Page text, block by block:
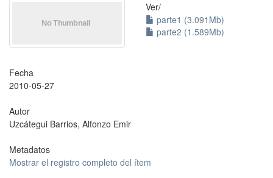
Ver/
parte1 (3.091Mb)
parte2 (1.589Mb)
Fecha
2010-05-27
Autor
Uzcátegui Barrios, Alfonzo Emir
Metadatos
Mostrar el registro completo del ítem